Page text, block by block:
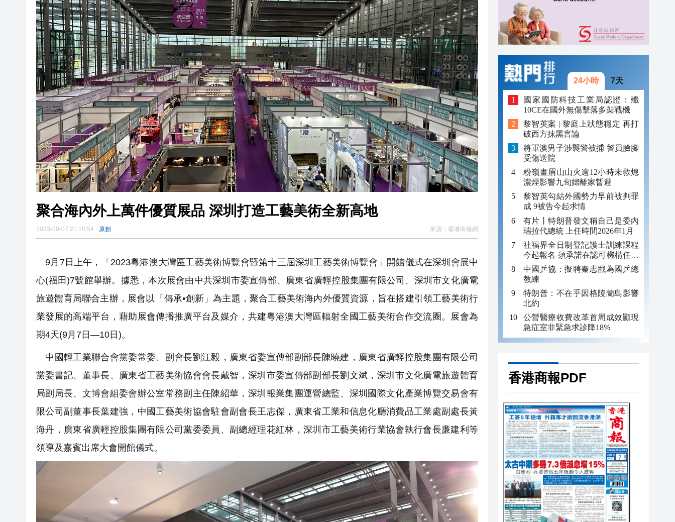
黎智英案｜吳良好：依法公正處理黎智英求情 罪證如山豈能妄想輕判
21:08
騰出更多時間專注做好宏福苑火災獨立委員會工作 李家超暫停3項公職委任
21:04
50餘位頂尖專家共話時代命題
20:55
海南澄邁文儒煥新升級 五組數據見證文儒沉香從傳統邁向現代
20:42
梁振英率港區全國政協委員考察團來瓊考察
20:42
2025年海南儋州以舊換新帶動消費約18億元
20:41
山東26戶省屬國企去年合計營收2.58萬億 利潤總額近936億
20:40
瀋陽鐵西校園閱讀活動解鎖閱讀新玩法
20:39
聚合海內外上萬件優質展品 深圳打造工藝美術全新高地
2023-09-07 21:10:54 原創 來源： 香港商報網
9月7日上午，「2023粵港澳大灣區工藝美術博覽會暨第十三屆深圳工藝美術博覽會」開館儀式在深圳會展中
心(福田)7號館舉辦。據悉，本次展會由中共深圳市委宣傳部、廣東省廣輕控股集團有限公司、深圳市文化廣電
旅遊體育局聯合主辦，展會以「傳承•創新」為主題，聚合工藝美術海內外優質資源，旨在搭建引領工藝美術行
業發展的高端平台，藉助展會傳播推廣平台及媒介，共建粵港澳大灣區輻射全國工藝美術合作交流圈。展會為
期4天(9月7日—10日)。
中國輕工業聯合會黨委常委、副會長劉江毅，廣東省委宣傳部副部長陳曉建，廣東省廣輕控股集團有限公司
黨委書記、董事長、廣東省工藝美術協會會長戴智，深圳市委宣傳部副部長劉文斌，深圳市文化廣電旅遊體育
局副局長、文博會組委會辦公室常務副主任陳紹華，深圳報業集團運營總監、深圳國際文化產業博覽交易會有
限公司副董事長葉建強，中國工藝美術協會駐會副會長王志傑，廣東省工業和信息化廳消費品工業處副處長黃
海丹，廣東省廣輕控股集團有限公司黨委委員、副總經理花紅林，深圳市工藝美術行業協會執行會長廉建利等
領導及嘉賓出席大會開館儀式。
24小時 7天
國家國防科技工業局認證：殲
10CE在國外無傷擊落多架戰機
黎智英案 | 黎庭上狀態穩定 再打
破西方抹黑言論
將軍澳男子涉襲警被捕 警員臉腳
受傷送院
粉嶺畫眉山山火逾12小時未救熄
濃煙影響九旬婦離家暫避
黎智英勾結外國勢力早前被判罪
成 9被告今起求情
有片丨特朗普發文稱自己是委內
瑞拉代總統 上任時間2026年1月
社福界全日制登記護士訓練課程
今起報名 須承諾在認可機構任職
至少三年
中國乒協：擬聘秦志戩為國乒總
教練
特朗普：不在乎因格陵蘭島影響
北約
公營醫療收費改革首周成效顯現
急症室非緊急求診降18%
香港商報PDF